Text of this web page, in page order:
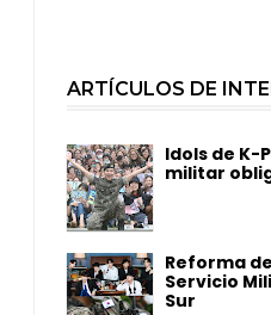
ARTÍCULOS DE
Idols de K-
militar
Reforma
Servicio
Sur